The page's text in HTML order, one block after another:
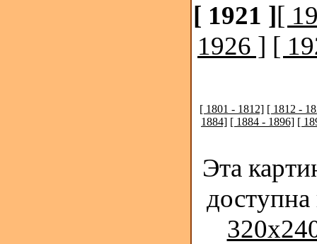
[ 1921 ][
1926 ] [
[ 1801 - 1812] [ 1812 -
1884] [ 1884 - 1896] [
Эта